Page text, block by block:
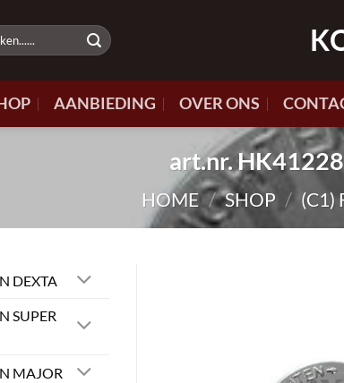
AANBIEDING OVER ONS
art.nr.
HOME / SHOP / (C1)
DEXTA
SUPER
MAJOR